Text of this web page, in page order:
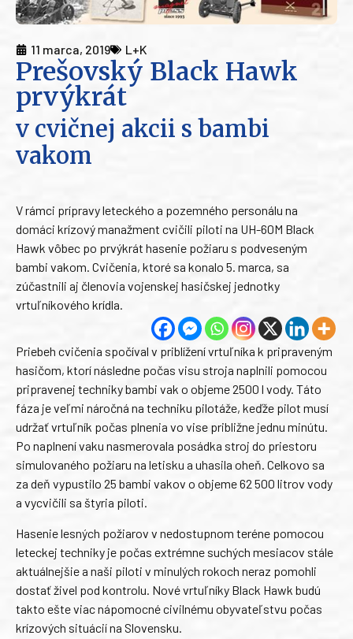
11 marca, 2019 L+K
Prešovský Black Hawk
prvýkrát
v cvičnej akcii s bambi
vakom
V rámci prípravy leteckého a pozemného personálu na
domáci krízový manažment cvičili piloti na UH-60M Black
Hawk vôbec po prvýkrát hasenie požiaru s podveseným
bambi vakom. Cvičenia, ktoré sa konalo 5. marca, sa
zúčastnili aj členovia vojenskej hasičskej jednotky
vrtuľníkového krídla.
Priebeh cvičenia spočíval v priblížení vrtuľníka k pripraveným
hasičom, ktorí následne počas visu stroja naplnili pomocou
pripravenej techniky bambi vak o objeme 2500 l vody. Táto
fáza je veľmi náročná na techniku pilotáže, keďže pilot musí
udržať vrtuľník počas plnenia vo vise približne jednu minútu.
Po naplnení vaku nasmerovala posádka stroj do priestoru
simulovaného požiaru na letisku a uhasila oheň. Celkovo sa
za deň vypustilo 25 bambi vakov o objeme 62 500 litrov vody
a vycvičili sa štyria piloti.
Hasenie lesných požiarov v nedostupnom teréne pomocou
leteckej techniky je počas extrémne suchých mesiacov stále
aktuálnejšie a naši piloti v minulých rokoch neraz pomohli
dostať živel pod kontrolu. Nové vrtuľníky Black Hawk budú
takto ešte viac nápomocné civilnému obyvateľstvu počas
krízových situácií na Slovensku.